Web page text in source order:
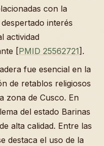
con la
interés
actividad
[PMID 25562721].
fue esencial en la
de retablos religiosos
zona de Cusco. En
del estado Barinas
alta calidad. Entre las
destaca el uso de la